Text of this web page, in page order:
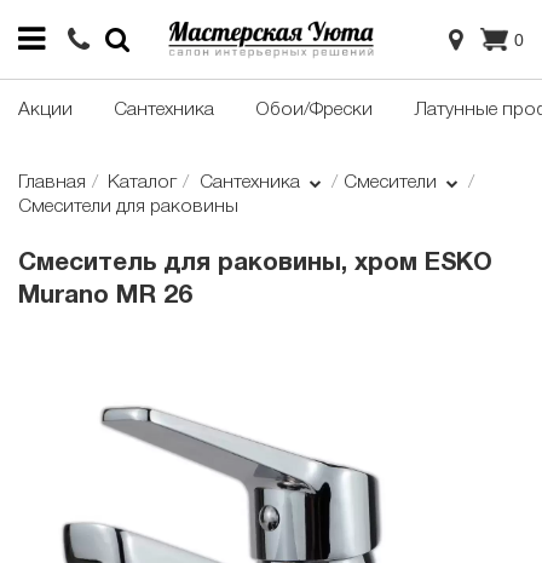
0
Акции Сантехника Обои/Фрески Латунные
Главная Каталог Сантехника
Смесители
Смесители для раковины
Смеситель для раковины, хром ESKO
Murano MR 26